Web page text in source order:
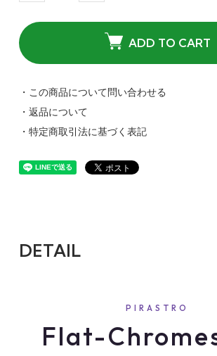
ADD TO CART
・この商品について問い合わせる
・返品について
・特定商取引法に基づく表記
DETAIL
PIRASTRO
Flat-